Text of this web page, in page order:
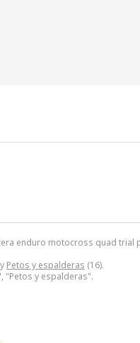
enduro motocross quad
Petos y espalderas (16).
"Petos y espalderas".